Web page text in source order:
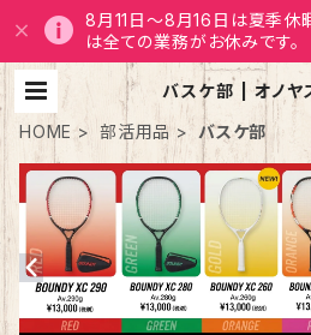
8月11日～8月16日は夏季休
は全ての業務がお休みです。
バスケ部 | オノヤ
HOME
部活用品 バスケ部